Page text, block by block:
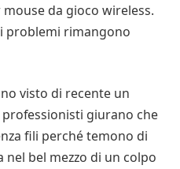
da gioco wireless.
problemi rimangono
visto di recente un
giurano che
fili perché temono di
bel mezzo di un colpo